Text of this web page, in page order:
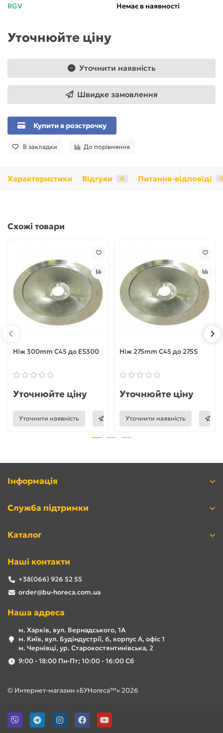
RGV Немає в наявності
Уточнюйте ціну
Уточнити наявність
Швидке замовлення
Купити в розстрочку
В закладки До порівняння
Характеристики Відгуки 0 Питання-відповіді 0
Схожі товари
Ніж 300mm C45 до ES300
Уточнюйте ціну
Уточнити наявність
Ніж 275mm C45 до 275S
Уточнюйте ціну
Уточнити наявність
Інформація
Служба підтримки
Каталог
Наші контакти
+38(066) 926 52 55
order@bu-horeca.com.ua
Наша адреса
м. Харків, вул. Вернадського, 1А
м. Київ, вул. Будіндустрії, 6, корпус А, офіс 1
м. Чернівці, ур. Старокостянтинівська, 2
9:00 - 18:00 Пн-Пт; 10:00 - 16:00 Сб
© Интернет-магазин «БУHoreca™» 2026